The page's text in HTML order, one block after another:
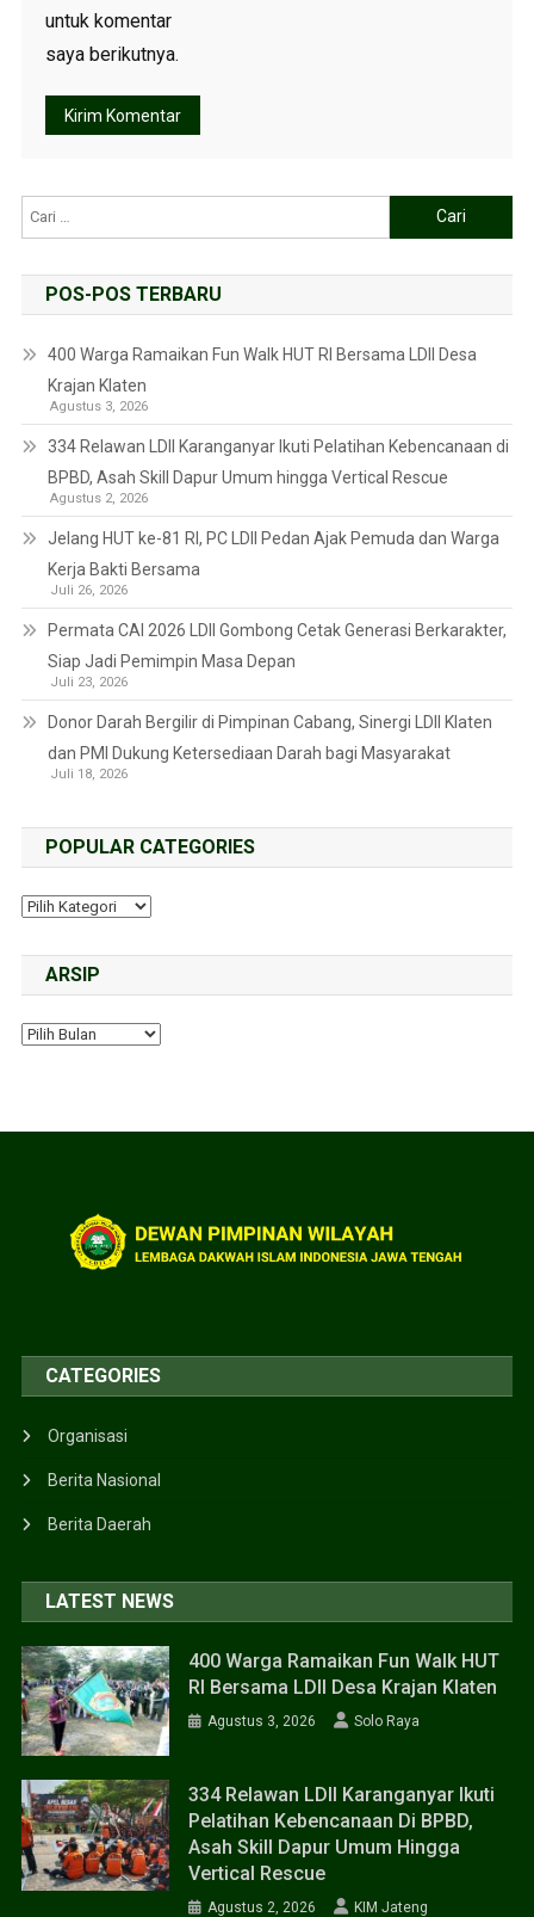
untuk komentar
saya berikutnya.
POS-POS TERBARU
400 Warga Ramaikan Fun Walk HUT RI Bersama LDII Desa
Krajan Klaten
Agustus 3, 2026
334 Relawan LDII Karanganyar Ikuti Pelatihan Kebencanaan di
BPBD, Asah Skill Dapur Umum hingga Vertical Rescue
Agustus 2, 2026
Jelang HUT ke-81 RI, PC LDII Pedan Ajak Pemuda dan Warga
Kerja Bakti Bersama
Juli 26, 2026
Permata CAI 2026 LDII Gombong Cetak Generasi Berkarakter,
Siap Jadi Pemimpin Masa Depan
Juli 23, 2026
Donor Darah Bergilir di Pimpinan Cabang, Sinergi LDII Klaten
dan PMI Dukung Ketersediaan Darah bagi Masyarakat
Juli 18, 2026
POPULAR CATEGORIES
ARSIP
CATEGORIES
Organisasi
Berita Nasional
Berita Daerah
LATEST NEWS
400 Warga Ramaikan Fun Walk HUT
RI Bersama LDII Desa Krajan Klaten
Agustus 3, 2026 Solo Raya
334 Relawan LDII Karanganyar Ikuti
Pelatihan Kebencanaan Di BPBD,
Asah Skill Dapur Umum Hingga
Vertical Rescue
Agustus 2, 2026 KIM Jateng